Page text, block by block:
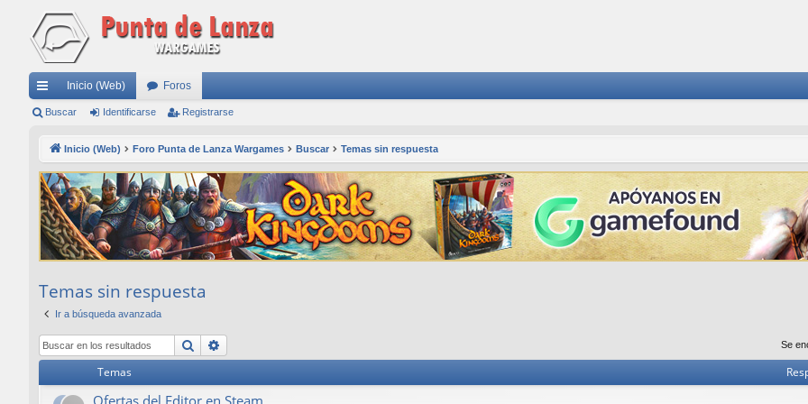
nl
rá
pi
do
Inicio (Web) Foros
Buscar Identificarse Registrarse
Inicio (Web) Foro Punta de Lanza Wargames Buscar Temas sin respuesta
Temas sin respuesta
Ir a búsqueda avanzada
Buscar Se
Temas